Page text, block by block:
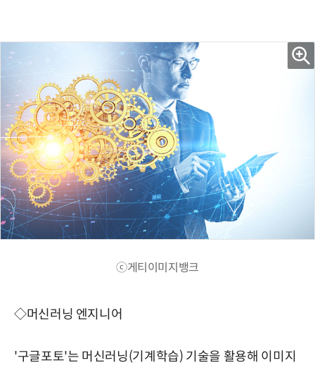
ⓒ게티이미지뱅크
◇머신러닝 엔지니어
'구글포토'는 머신러닝(기계학습) 기술을 활용해 이미지